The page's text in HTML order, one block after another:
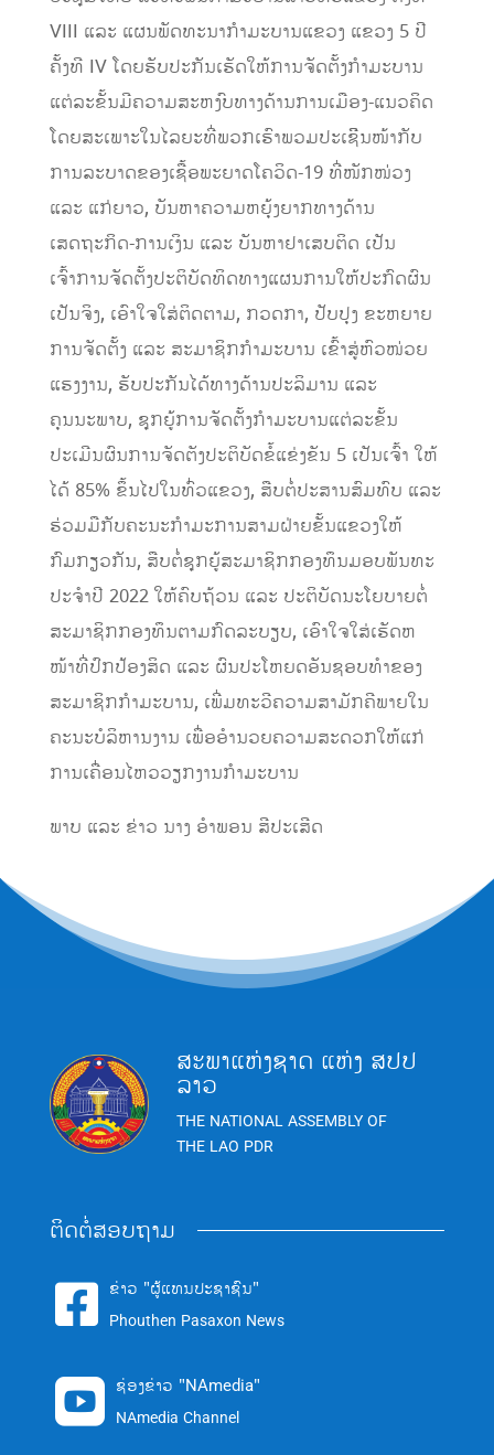
VIII ແລະ ແຜນພັດທະນາກຳມະບານແຂວງ ແຂວງ 5 ປີ
ຄັ້ງທີ IV ໂດຍຮັບປະກັນເຮັດໃຫ້ການຈັດຕັ້ງກຳມະບານ
ແຕ່ລະຂັ້ນມີຄວາມສະຫງົບທາງດ້ານການເມືອງ-ແນວຄິດ
ໂດຍສະເພາະໃນໄລຍະທີ່ພວກເຮົາພວມປະເຊິີນໜ້າກັບ
ການລະບາດຂອງເຊື້ອພະຍາດໂຄວິດ-19 ທີ່ໜັກໜ່ວງ
ແລະ ແກ່ຍາວ, ບັນຫາຄວາມຫຍຸ້ງຍາກທາງດ້ານ
ເສດຖະກິດ-ການເງິນ ແລະ ບັນຫາຢາເສບຕິດ ເປັນ
ເຈົ້າການຈັດຕັ້ງປະຕິບັດທິດທາງແຜນການໃຫ້ປະກົດຜົນ
ເປັນຈິງ, ເອົາໃຈໃສ່ຕິດຕາມ, ກວດກາ, ປັບປຸງ ຂະຫຍາຍ
ການຈັດຕັ້ງ ແລະ ສະມາຊິກກຳມະບານ ເຂົ້າສູ່ຫົວໜ່ວຍ
ແຮງງານ, ຮັບປະກັນໄດ້ທາງດ້ານປະລິມານ ແລະ
ຄຸນນະພາບ, ຊຸກຍູ້ການຈັດຕັ້ງກຳມະບານແຕ່ລະຂັ້ນ
ປະເມີນຜົນການຈັດຕັງປະຕິບັດຂໍ້ແຂ່ງຂັນ 5 ເປັນເຈົ້າ ໃຫ້
ໄດ້ 85% ຂຶ້ນໄປໃນທົ່ວແຂວງ, ສືບຕໍ່ປະສານສົມທົບ ແລະ
ຮ່ວມມືກັບຄະນະກຳມະການສາມຝ່າຍຂັ້ນແຂວງໃຫ້
ກົມກຽວກັນ, ສືບຕໍ່ຊຸກຍູ້ສະມາຊິກກອງທຶນມອບພັນທະ
ປະຈຳປີ 2022 ໃຫ້ຄົບຖ້ວນ ແລະ ປະຕິບັດນະໂຍບາຍຕໍ່
ສະມາຊິກກອງທຶນຕາມກົດລະບຽບ, ເອົາໃຈໃສ່ເຮັດຫ
ໜ້າທີ່ປົກປ້ອງສິດ ແລະ ຜົນປະໂຫຍດອັນຊອບທຳຂອງ
ສະມາຊິກກຳມະບານ, ເພີ່ມທະວີຄວາມສາມັກຄີພາຍໃນ
ຄະນະບໍລິຫານງານ ເພື່ອອຳນວຍຄວາມສະດວກໃຫ້ແກ່
ການເຄື່ອນໄຫວວຽກງານກຳມະບານ
ພາບ ແລະ ຂ່າວ ນາງ ອຳພອນ ສີປະເສີດ
ສະພາແຫ່ງຊາດ ແຫ່ງ ສປປ
ລາວ
THE NATIONAL ASSEMBLY OF
THE LAO PDR
ຕິດຕໍ່ສອບຖາມ
 ຂ່າວ "ຜູ້ແທນປະຊາຊົນ"
Phouthen Pasaxon News
 ຊ່ອງຂ່າວ "NAmedia"
NAmedia Channel